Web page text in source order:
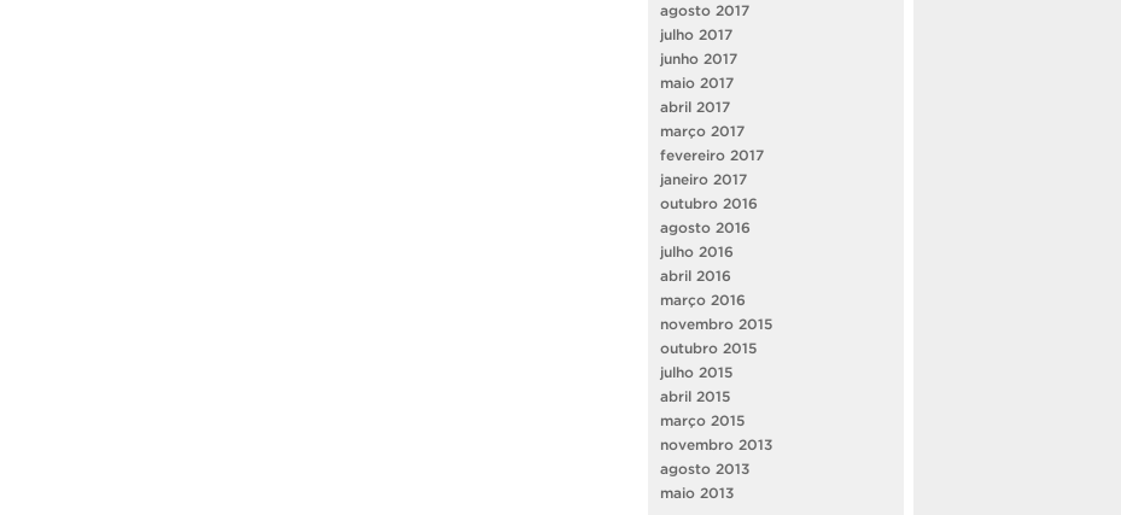
agosto 2017
julho 2017
junho 2017
maio 2017
abril 2017
março 2017
fevereiro 2017
janeiro 2017
outubro 2016
agosto 2016
julho 2016
abril 2016
março 2016
novembro 2015
outubro 2015
julho 2015
abril 2015
março 2015
novembro 2013
agosto 2013
maio 2013